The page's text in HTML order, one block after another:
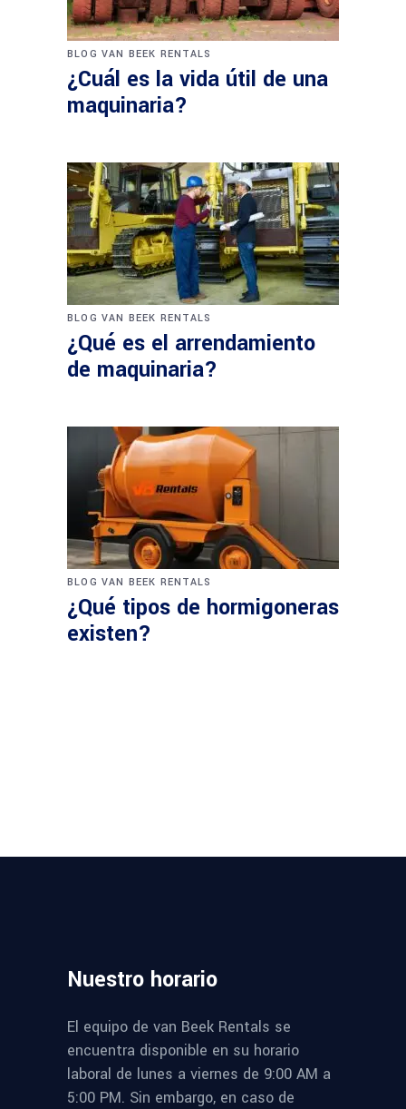
BLOG VAN BEEK RENTALS
¿Cuál es la vida útil de una
maquinaria?
BLOG VAN BEEK RENTALS
¿Qué es el arrendamiento
de maquinaria?
BLOG VAN BEEK RENTALS
¿Qué tipos de hormigoneras
existen?
Nuestro horario
El equipo de van Beek Rentals se
encuentra disponible en su horario
laboral de lunes a viernes de 9:00 AM a
5:00 PM. Sin embargo, en caso de